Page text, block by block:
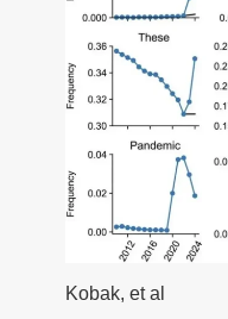
Kobak, et al